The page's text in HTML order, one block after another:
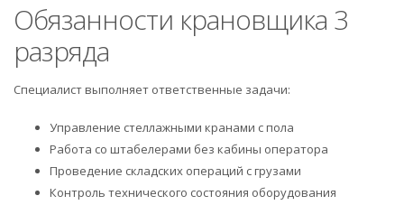
Обязанности крановщика 3
разряда
Специалист выполняет ответственные задачи:
Управление стеллажными кранами с пола
Работа со штабелерами без кабины оператора
Проведение складских операций с грузами
Контроль технического состояния оборудования